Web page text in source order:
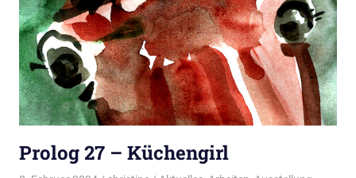
Prolog 27 – Küchengirl